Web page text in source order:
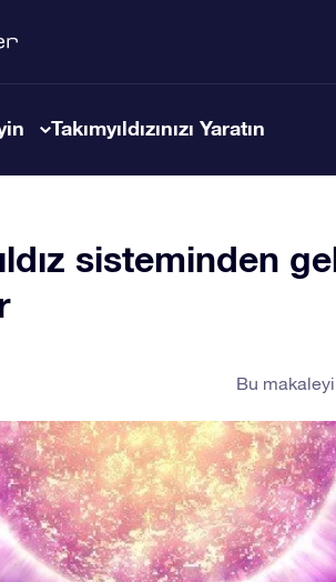
Takımyıldızınızı Yaratın
sisteminden
Bu